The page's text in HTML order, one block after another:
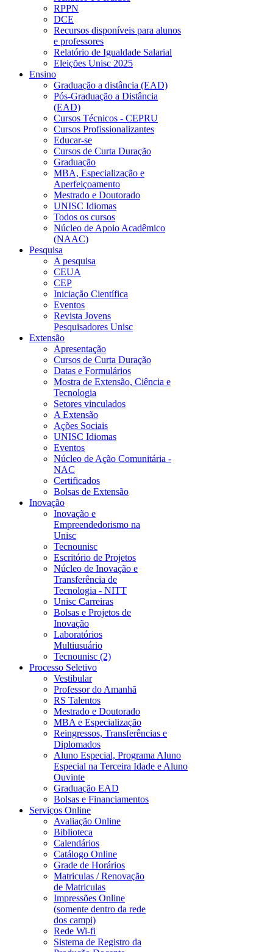
RPPN
DCE
Recursos disponíveis para alunos
e professores
Relatório de Igualdade Salarial
Eleições Unisc 2025
Ensino
Graduação a distância (EAD)
Pós-Graduação a Distância
(EAD)
Cursos Técnicos - CEPRU
Cursos Profissionalizantes
Educar-se
Cursos de Curta Duração
Graduação
MBA, Especialização e
Aperfeiçoamento
Mestrado e Doutorado
UNISC Idiomas
Todos os cursos
Núcleo de Apoio Acadêmico
(NAAC)
Pesquisa
A pesquisa
CEUA
CEP
Iniciação Científica
Eventos
Revista Jovens
Pesquisadores Unisc
Extensão
Apresentação
Cursos de Curta Duração
Datas e Formulários
Mostra de Extensão, Ciência e
Tecnologia
Setores vinculados
A Extensão
Ações Sociais
UNISC Idiomas
Eventos
Núcleo de Ação Comunitária -
NAC
Certificados
Bolsas de Extensão
Inovação
Inovação e
Empreendedorismo na
Unisc
Tecnounisc
Escritório de Projetos
Núcleo de Inovação e
Transferência de
Tecnologia - NITT
Unisc Carreiras
Bolsas e Projetos de
Inovação
Laboratórios
Multiusuário
Tecnounisc (2)
Processo Seletivo
Vestibular
Professor do Amanhã
RS Talentos
Mestrado e Doutorado
MBA e Especialização
Reingressos, Transferências e
Diplomados
Aluno Especial, Programa Aluno
Especial na Terceira Idade e Aluno
Ouvinte
Graduação EAD
Bolsas e Financiamentos
Serviços Online
Avaliação Online
Biblioteca
Calendários
Catálogo Online
Grade de Horários
Matriculas / Renovação
de Matriculas
Impressões Online
(somente dentro da rede
dos campi)
Rede Wi-fi
Sistema de Registro da